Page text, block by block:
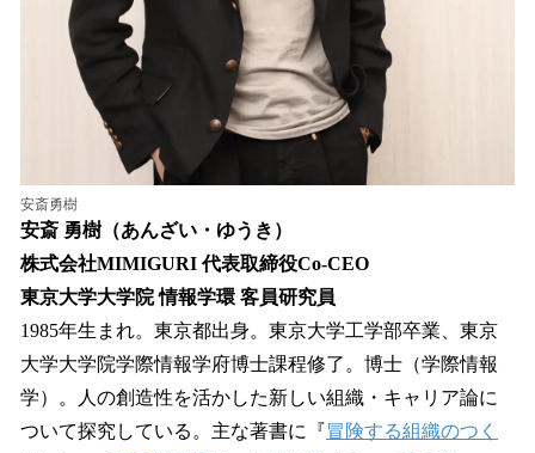
安斎勇樹
安斎 勇樹（あんざい・ゆうき）
株式会社MIMIGURI 代表取締役Co-CEO
東京大学大学院 情報学環 客員研究員
1985年生まれ。東京都出身。東京大学工学部卒業、東京
大学大学院学際情報学府博士課程修了。博士（学際情報
学）。人の創造性を活かした新しい組織・キャリア論に
ついて探究している。主な著書に『 冒険する組織のつく